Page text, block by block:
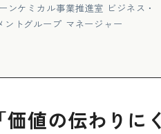
ンケミカル事業推進室 ビジネス・
ントグループ マネージャー
価値の伝わりに